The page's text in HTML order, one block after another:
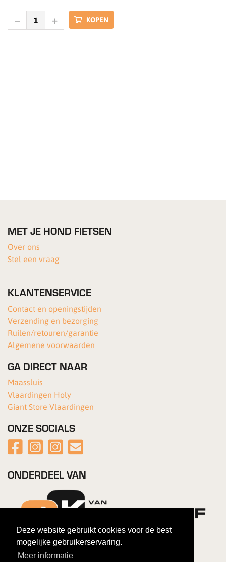
Deze website gebruikt cookies voor de best
mogelijke gebruikerservaring.
Meer informatie
KOPEN
MET JE HOND FIETSEN
Over ons
Stel een vraag
KLANTENSERVICE
Contact en openingstijden
Verzending en bezorging
Ruilen/retouren/garantie
Algemene voorwaarden
GA DIRECT NAAR
Maassluis
Vlaardingen Holy
Giant Store Vlaardingen
ONZE SOCIALS
ONDERDEEL VAN